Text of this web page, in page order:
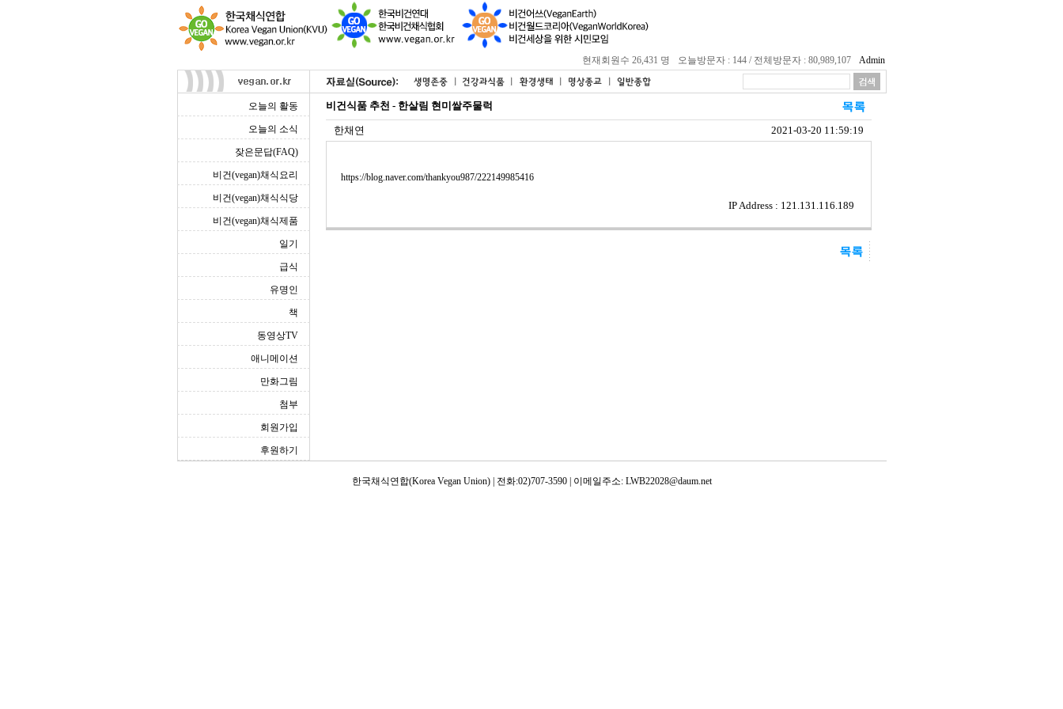
현재회원수 26,431 명 오늘방문자 : 144 / 전체방문자 : 80,989,107 Admin
오늘의 활동
오늘의 소식
잦은문답(FAQ)
비건(vegan)채식요리
비건(vegan)채식식당
비건(vegan)채식제품
일기
급식
유명인
책
동영상TV
애니메이션
만화그림
첨부
회원가입
후원하기
비건식품 추천 - 한살림 현미쌀주물럭
한채연 2021-03-20 11:59:19
https://blog.naver.com/thankyou987/222149985416
IP Address : 121.131.116.189
한국채식연합(Korea Vegan Union) | 전화:02)707-3590 | 이메일주소: LWB22028@daum.net